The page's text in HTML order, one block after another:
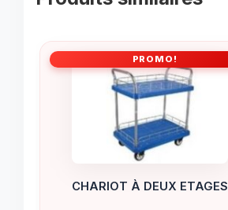
PROMO!
CHARIOT À DEUX ETAGES